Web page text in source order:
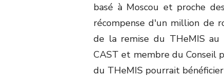
basé à Moscou et proche
récompense d'un million de
de la remise du THeMIS au
CAST et membre du Conseil
du THeMIS pourrait